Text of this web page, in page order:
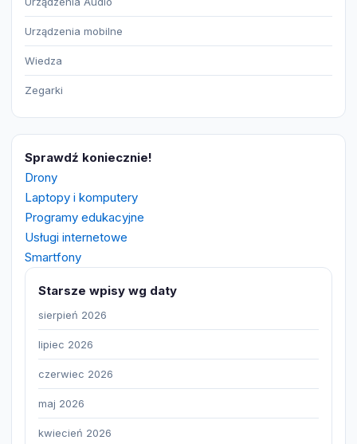
Urządzenia mobilne
Wiedza
Zegarki
Sprawdź koniecznie!
Drony
Laptopy i komputery
Programy edukacyjne
Usługi internetowe
Smartfony
Starsze wpisy wg daty
sierpień 2026
lipiec 2026
czerwiec 2026
maj 2026
kwiecień 2026